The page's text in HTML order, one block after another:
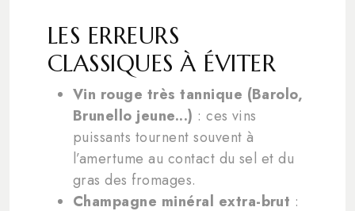
LES ERREURS
CLASSIQUES À ÉVITER
Vin rouge très tannique (Barolo,
Brunello jeune...) : ces vins
puissants tournent souvent à
l’amertume au contact du sel et du
gras des fromages.
Champagne minéral extra-brut :